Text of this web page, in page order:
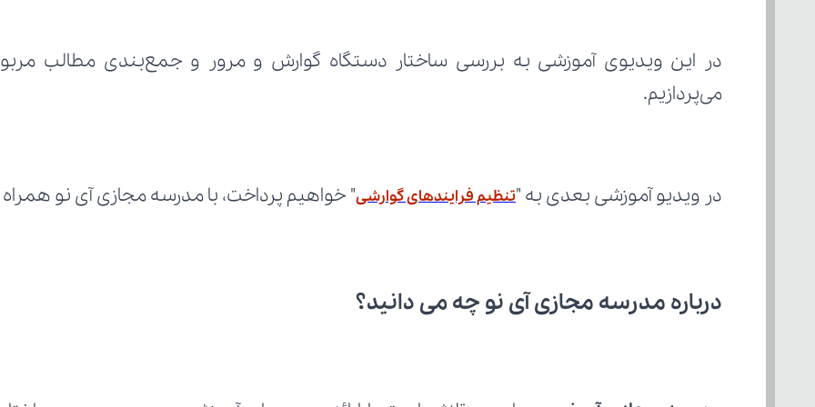
می‌پردازیم.
در ویدیو آموزشی بعدی به "تنظیم فرایندهای گوارشی" خواهیم پرداخت، با مدرسه مجازی آی نو
درباره مدرسه مجازی آی نو چه می‌ دانید؟